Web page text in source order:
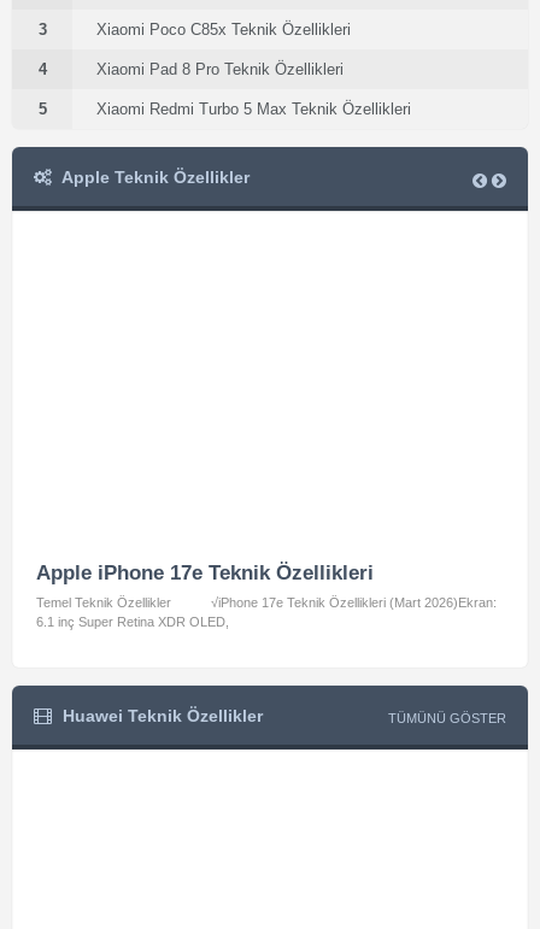
3 Xiaomi Poco C85x Teknik Özellikleri
4 Xiaomi Pad 8 Pro Teknik Özellikleri
5 Xiaomi Redmi Turbo 5 Max Teknik Özellikleri
Apple Teknik Özellikler
Apple iPhone 17e Teknik Özellikleri
Temel Teknik Özellikler √iPhone 17e Teknik Özellikleri (Mart 2026)Ekran:
6.1 inç Super Retina XDR OLED,
Huawei Teknik Özellikler TÜMÜNÜ GÖSTER